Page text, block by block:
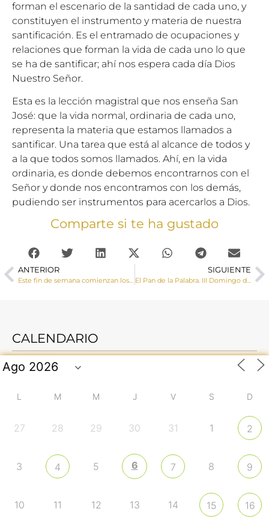
forman el escenario de la santidad de cada uno, y
constituyen el instrumento y materia de nuestra
santificación. Es el entramado de ocupaciones y
relaciones que forman la vida de cada uno lo que
se ha de santificar; ahí nos espera cada día Dios
Nuestro Señor.
Esta es la lección magistral que nos enseña San
José: que la vida normal, ordinaria de cada uno,
representa la materia que estamos llamados a
santificar. Una tarea que está al alcance de todos y
a la que todos somos llamados. Ahí, en la vida
ordinaria, es donde debemos encontrarnos con el
Señor y donde nos encontramos con los demás,
pudiendo ser instrumentos para acercarlos a Dios.
Comparte si te ha gustado
ANTERIOR SIGUIENTE
El Pan de la Palabra. III Domingo de Cuaresma
CALENDARIO
L M M J V S D
27 28 29 30 31 1 2
3 4 5 6 7 8 9
10 11 12 13 14 15 16